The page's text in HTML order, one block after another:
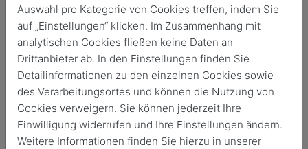
Zurück Archivierte News
Alle news News Veranstaltung
News durchsuchen
Auswahl pro Kategorie von Cookies treffen, indem Sie
auf „Einstellungen“ klicken. Im Zusammenhang mit
analytischen Cookies fließen keine Daten an
Drittanbieter ab. In den Einstellungen finden Sie
Detailinformationen zu den einzelnen Cookies sowie
des Verarbeitungsortes und können die Nutzung von
Cookies verweigern. Sie können jederzeit Ihre
Einwilligung widerrufen und Ihre Einstellungen ändern.
Weitere Informationen finden Sie hierzu in unserer